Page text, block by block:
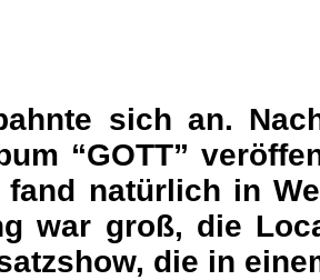
sich an.
“GOTT”
fand natürlich in
war groß, die
die in